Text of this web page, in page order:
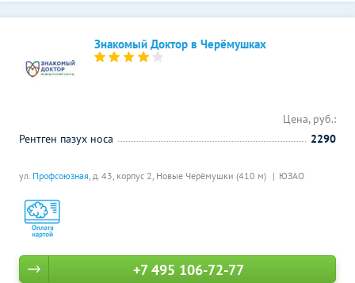
Знакомый Доктор в Черёмушках
ул. Профсоюзная, д. 43, корпус 2, Новые Черёмушки (410 м) ЮЗАО
Цена, руб.:
Рентген пазух носа
2290
+7 495 106-72-77